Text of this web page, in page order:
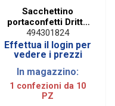
Sacchettino
portaconfetti Dritto
in Cotone Turchese
(10 PZ)
494301824
Effettua il login per
vedere i prezzi
In magazzino:
1 confezioni da 10
PZ